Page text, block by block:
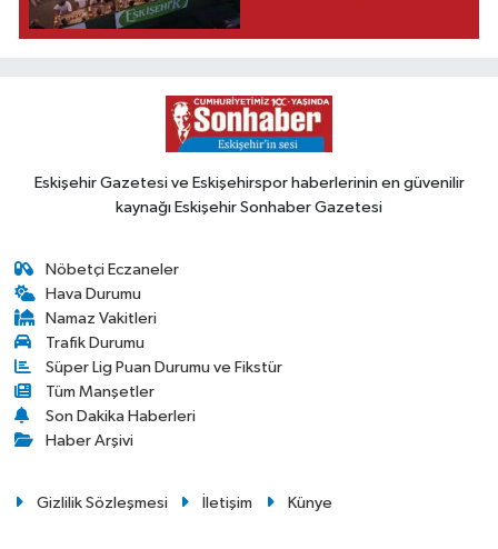
Eskişehir Gazetesi ve Eskişehirspor haberlerinin en güvenilir
kaynağı Eskişehir Sonhaber Gazetesi
Nöbetçi Eczaneler
Hava Durumu
Namaz Vakitleri
Trafik Durumu
Süper Lig Puan Durumu ve Fikstür
Tüm Manşetler
Son Dakika Haberleri
Haber Arşivi
Gizlilik Sözleşmesi İletişim Künye